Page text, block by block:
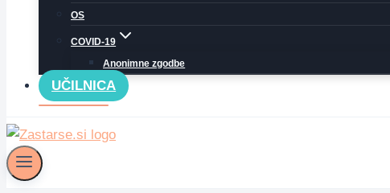
OS
COVID-19
Anonimne zgodbe
UČILNICA